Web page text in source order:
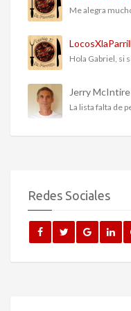
Me alegra
Hola Gabriel, si
Jerry McIntire
La lista falta de
Redes Sociales